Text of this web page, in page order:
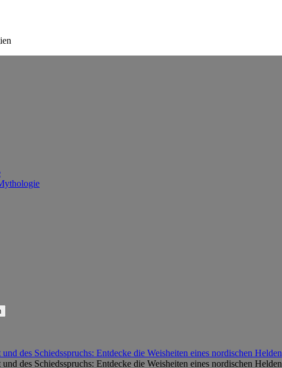
des Schiedsspruchs: Entdecke die Weisheiten eines nordischen Helden
des Schiedsspruchs: Entdecke die Weisheiten eines nordischen Helden